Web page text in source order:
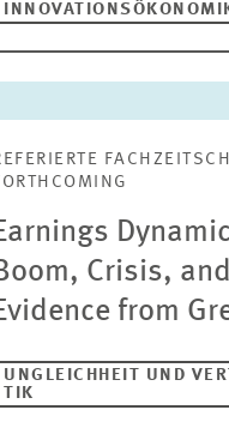
ARBEITSMÄRKTE UND
UMWELT-
Crisis,
from
UNGLEICHHEIT UND
TIK